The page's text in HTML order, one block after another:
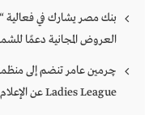
بنك مصر يشارك في فعالية
العروض المجانية دعمًا
Ladies League عن الإعلام الرقمي والتجارة الإلكترونية